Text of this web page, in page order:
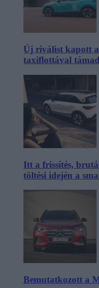
Új riválist kapott
taxiflottával
Itt a frissítés,
töltési idején a
Bemutatkozott a